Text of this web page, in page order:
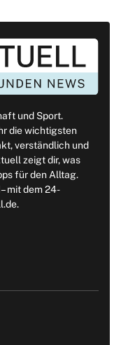
und Sport.
die wichtigsten
verständlich und
zeigt dir, was
für den Alltag.
mit dem 24-